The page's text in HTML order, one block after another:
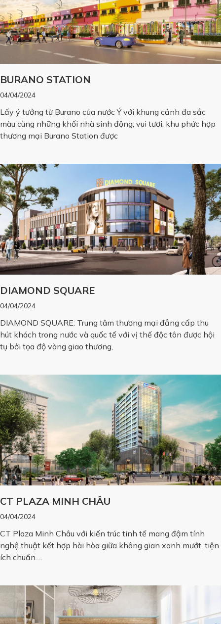
BURANO STATION
04/04/2024
Lấy ý tưởng từ Burano của nước Ý với khung cảnh đa sắc
màu cùng những khối nhà sinh động, vui tươi, khu phức hợp
thương mại Burano Station được
DIAMOND SQUARE
04/04/2024
DIAMOND SQUARE: Trung tâm thương mại đẳng cấp thu
hút khách trong nước và quốc tế với vị thế độc tôn được hội
tụ bởi tọa độ vàng giao thương,
CT PLAZA MINH CHÂU
04/04/2024
CT Plaza Minh Châu với kiến trúc tinh tế mang đậm tính
nghệ thuật kết hợp hài hòa giữa không gian xanh mướt, tiện
ích chuẩn….